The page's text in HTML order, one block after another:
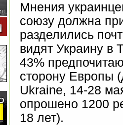
Мнения
союзу должна
разделились
видят Украину в
43%
сторону Европы
Ukraine, 14-28
опрошено 1200
18 лет).